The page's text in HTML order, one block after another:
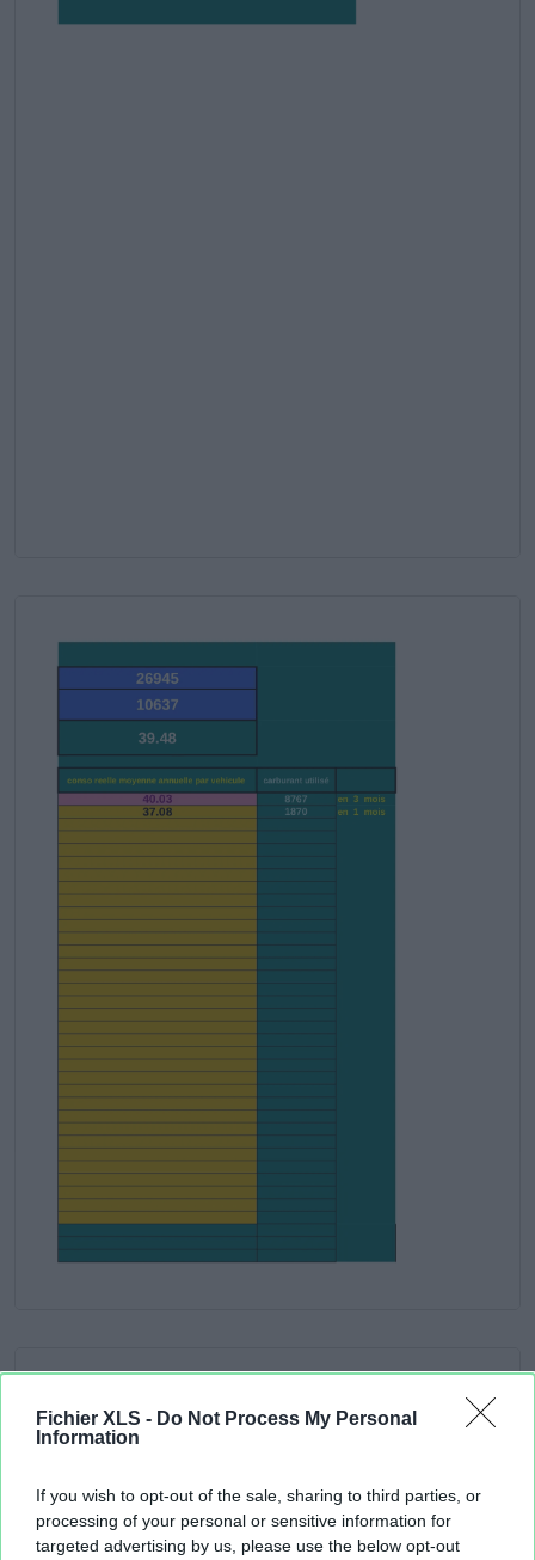
Fichier XLS - Do Not Process My Personal
Information
If you wish to opt-out of the sale, sharing to third parties, or
processing of your personal or sensitive information for
targeted advertising by us, please use the below opt-out